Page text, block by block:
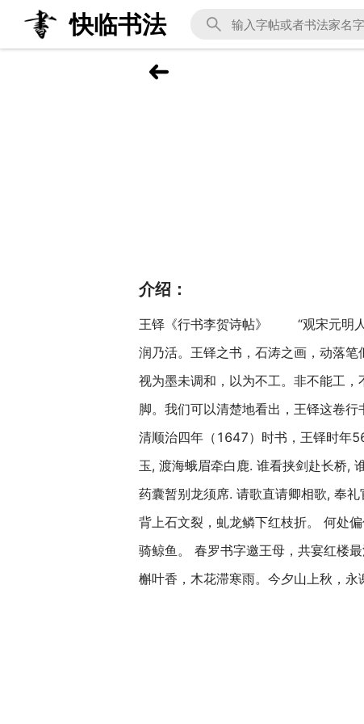
快临书法
介绍：
王铎《行书李贺诗帖》 “观宋元明人
润乃活。王铎之书，石涛之画，动落
视为墨未调和，以为不工。非不能工
脚。我们可以清楚地看出，王铎这卷
清顺治四年（1647）时书，王铎时年
玉, 渡海蛾眉牵白鹿. 谁看挟剑赴长桥,
药囊暂别龙须席. 请歌直请卿相歌, 奉
背上石文裂，虬龙鳞下红枝折。 何处
骑鲸鱼。 春罗书字邀王母，共宴红楼
槲叶香，木花滞寒雨。今夕山上秋，